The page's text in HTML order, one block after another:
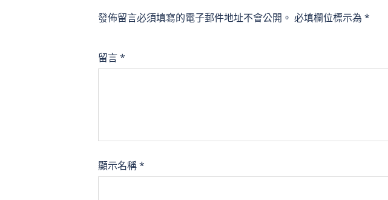
發佈留言必須填寫的電子郵件地址不會公開。 必填欄位標示為 *
留言*
顯示名稱*